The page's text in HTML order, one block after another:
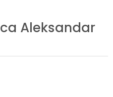
Aleksandar